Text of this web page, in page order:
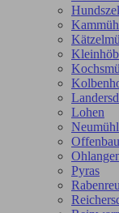
Lohen
Offenbau
Pyras